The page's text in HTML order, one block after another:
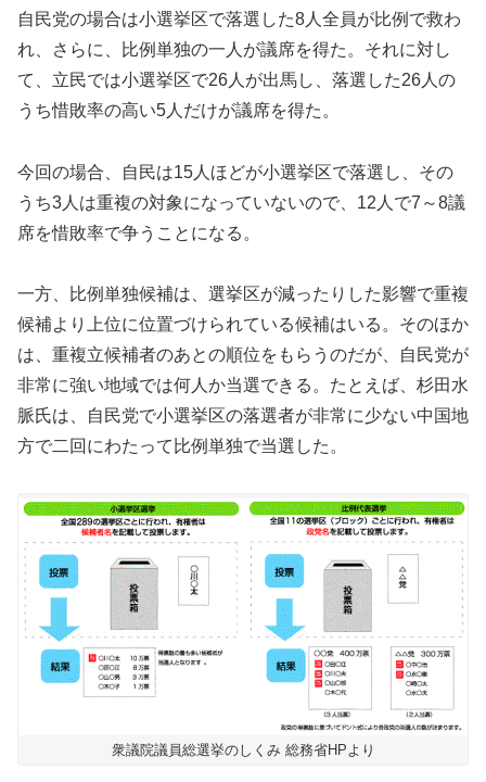
自民党の場合は小選挙区で落選した8人全員が比例で救わ
れ、さらに、比例単独の一人が議席を得た。それに対し
て、立民では小選挙区で26人が出馬し、落選した26人の
うち惜敗率の高い5人だけが議席を得た。
今回の場合、自民は15人ほどが小選挙区で落選し、その
うち3人は重複の対象になっていないので、12人で7～8議
席を惜敗率で争うことになる。
一方、比例単独候補は、選挙区が減ったりした影響で重複
候補より上位に位置づけられている候補はいる。そのほか
は、重複立候補者のあとの順位をもらうのだが、自民党が
非常に強い地域では何人か当選できる。たとえば、杉田水
脈氏は、自民党で小選挙区の落選者が非常に少ない中国地
方で二回にわたって比例単独で当選した。
衆議院議員総選挙のしくみ 総務省HPより